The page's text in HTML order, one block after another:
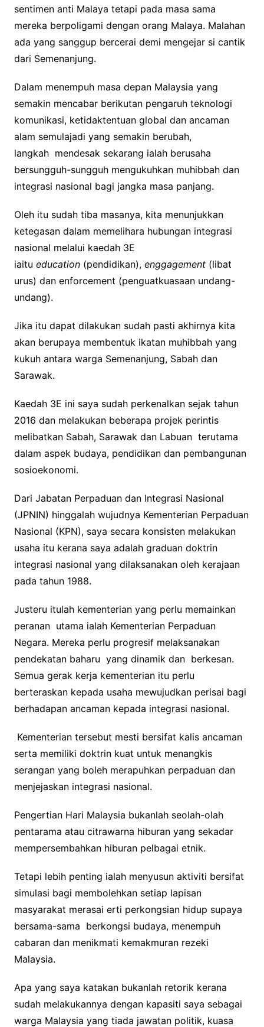
sentimen anti Malaya tetapi pada masa sama
mereka berpoligami dengan orang Malaya. Malahan
ada yang sanggup bercerai demi mengejar si cantik
dari Semenanjung.
Dalam menempuh masa depan Malaysia yang
semakin mencabar berikutan pengaruh teknologi
komunikasi, ketidaktentuan global dan ancaman
alam semulajadi yang semakin berubah,
langkah mendesak sekarang ialah berusaha
bersungguh-sungguh mengukuhkan muhibbah dan
integrasi nasional bagi jangka masa panjang.
Oleh itu sudah tiba masanya, kita menunjukkan
ketegasan dalam memelihara hubungan integrasi
nasional melalui kaedah 3E
iaitu education(pendidikan), enggagement(libat
urus) dan enforcement (penguatkuasaan undang-
undang).
Jika itu dapat dilakukan sudah pasti akhirnya kita
akan berupaya membentuk ikatan muhibbah yang
kukuh antara warga Semenanjung, Sabah dan
Sarawak.
Kaedah 3E ini saya sudah perkenalkan sejak tahun
2016 dan melakukan beberapa projek perintis
melibatkan Sabah, Sarawak dan Labuan terutama
dalam aspek budaya, pendidikan dan pembangunan
sosioekonomi.
Dari Jabatan Perpaduan dan Integrasi Nasional
(JPNIN) hinggalah wujudnya Kementerian Perpaduan
Nasional (KPN), saya secara konsisten melakukan
usaha itu kerana saya adalah graduan doktrin
integrasi nasional yang dilaksanakan oleh kerajaan
pada tahun 1988.
Justeru itulah kementerian yang perlu memainkan
peranan utama ialah Kementerian Perpaduan
Negara. Mereka perlu progresif melaksanakan
pendekatan baharu yang dinamik dan berkesan.
Semua gerak kerja kementerian itu perlu
berteraskan kepada usaha mewujudkan perisai bagi
berhadapan ancaman kepada integrasi nasional.
Kementerian tersebut mesti bersifat kalis ancaman
serta memiliki doktrin kuat untuk menangkis
serangan yang boleh merapuhkan perpaduan dan
menjejaskan integrasi nasional.
Pengertian Hari Malaysia bukanlah seolah-olah
pentarama atau citrawarna hiburan yang sekadar
mempersembahkan hiburan pelbagai etnik.
Tetapi lebih penting ialah menyusun aktiviti bersifat
simulasi bagi membolehkan setiap lapisan
masyarakat merasai erti perkongsian hidup supaya
bersama-sama berkongsi budaya, menempuh
cabaran dan menikmati kemakmuran rezeki
Malaysia.
Apa yang saya katakan bukanlah retorik kerana
sudah melakukannya dengan kapasiti saya sebagai
warga Malaysia yang tiada jawatan politik, kuasa